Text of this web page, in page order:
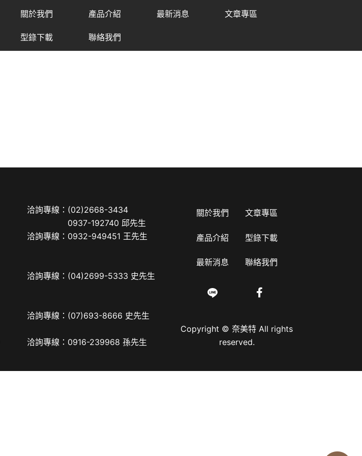
關於我們 產品介紹 最新消息 文章專區
型錄下載 聯絡我們
洽詢專線：(02)2668-3434
0937-192740 邱先生
洽詢專線：0932-949451 王先生
洽詢專線：(04)2699-5333 史先生
洽詢專線：(07)693-8666 史先生
洽詢專線：0916-239968 孫先生
關於我們
產品介紹
最新消息
文章專區
型錄下載
聯絡我們
Copyright © 奈美特 All rights
reserved.